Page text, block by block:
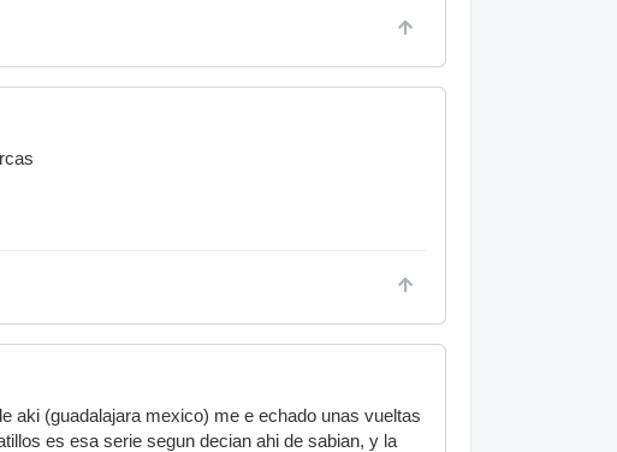
aki (guadalajara mexico) me e echado unas vueltas
es esa serie segun decian ahi de sabian, y la